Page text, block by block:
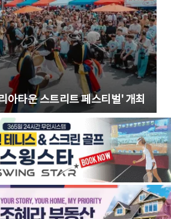
아타운 스트리트 페스티벌' 개최